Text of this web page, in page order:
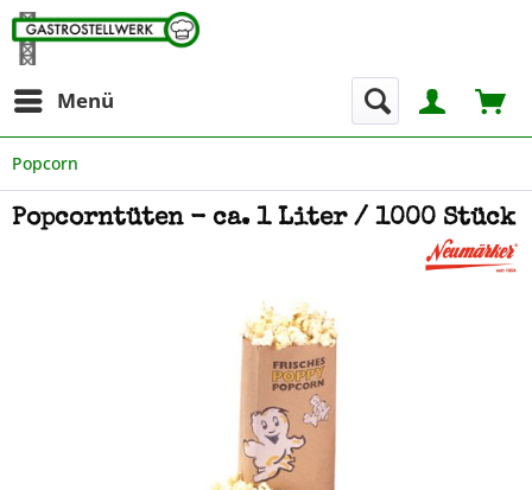
Menü
Popcorn
Popcorntüten - ca. 1 Liter / 1000 Stück